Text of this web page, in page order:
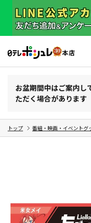
お盆期間中はご案内し
ただく場合があります
トップ 番組・映画・イベントグ